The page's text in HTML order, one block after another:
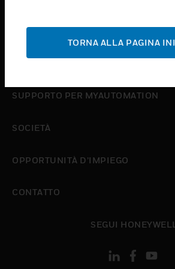
ASSISTENZA
toggle view
toggle view
SUPPORTO PER MYAUTOMATION
SOCIETÀ
OPPORTUNITÀ D’IMPIEGO
CONTATTO
SEGUI HONEYWELL
TORNA ALLA PAGINA